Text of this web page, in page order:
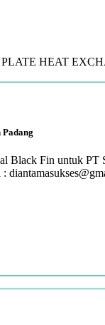
PLATE HEAT
Black Fin untuk PT